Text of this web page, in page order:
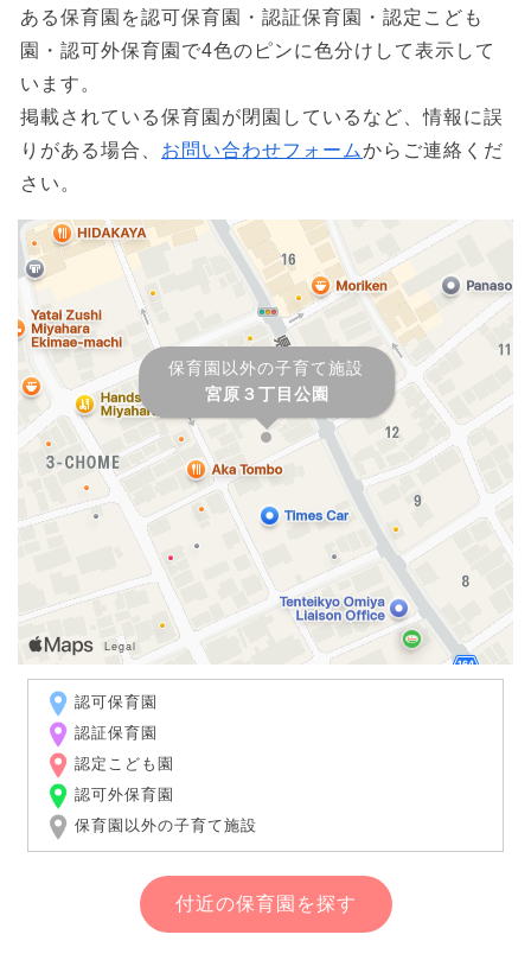
ある保育園を認可保育園・認証保育園・認定こども
園・認可外保育園で4色のピンに色分けして表示して
います。
掲載されている保育園が閉園しているなど、情報に誤
りがある場合、 お問い合わせフォームからご連絡くだ
さい。
保育園以外の子育て施設
宮原３丁目公園
認可保育園
認証保育園
認定こども園
認可外保育園
保育園以外の子育て施設
付近の保育園を探す